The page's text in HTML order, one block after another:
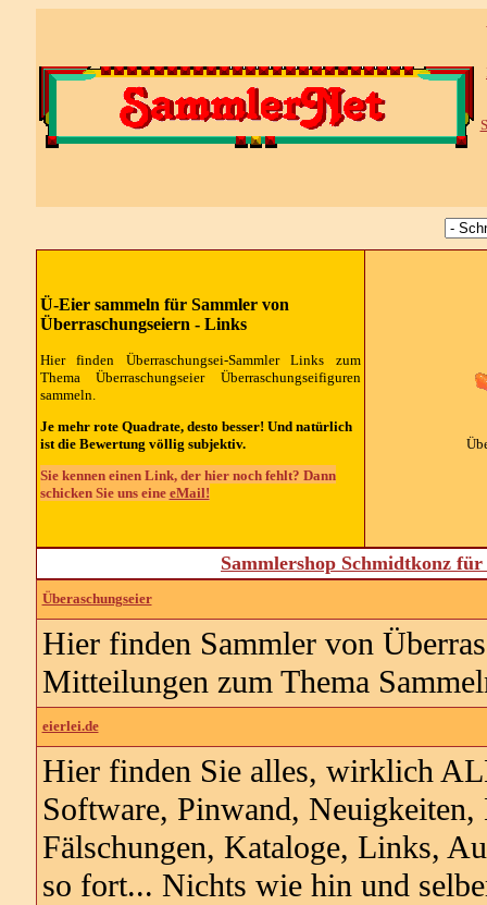
Ü-Eier sammeln für Sammler von
Überraschungseiern - Links
Hier finden Überraschungsei-Sammler Links zum
Thema Überraschungseier Überraschungseifiguren
sammeln.
Je mehr rote Quadrate, desto besser! Und natürlich
ist die Bewertung völlig subjektiv.
Sie kennen einen Link, der hier noch fehlt? Dann
schicken Sie uns eine eMail!
Sammlershop Schmidtkonz
Überaschungseier
Hier finden Sammler von
Mitteilungen zum Thema
eierlei.de
Hier finden Sie alles, wirklich
Software, Pinwand,
Fälschungen, Kataloge, Links,
so fort... Nichts wie hin und